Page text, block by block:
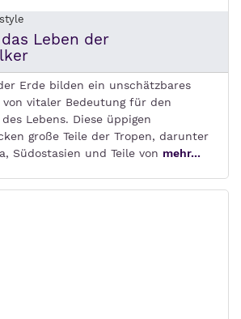
Leben der
Erde bilden ein unschätzbares
von vitaler Bedeutung für den
Lebens. Diese üppigen
große Teile der Tropen, darunter
Südostasien und Teile von mehr...